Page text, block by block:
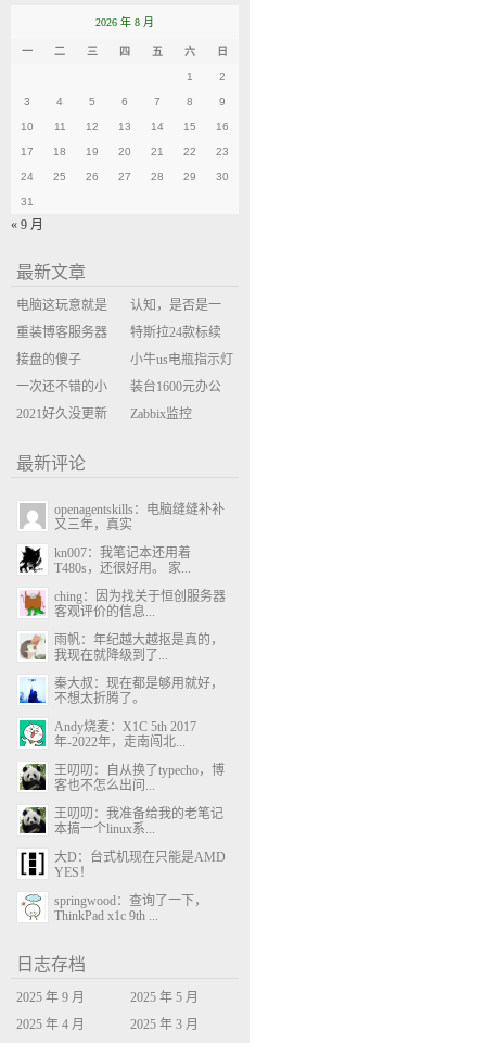
2026 年 8 月
一 二 三 四 五 六 日
1 2
3 4 5 6 7 8 9
10 11 12 13 14 15 16
17 18 19 20 21 22 23
24 25 26 27 28 29 30
31
« 9 月
最新文章
电脑这玩意就是
缝缝补补的事
认知，是否是一
座大山？当架构
决策变成配置清
单比价
重装博客服务器
环境
特斯拉24款标续
Model Y 2万公里
使用体验
接盘的傻子
小牛us电瓶指示灯
闪三次不上电
一次还不错的小
米售后体验
装台1600元办公
主机
2021好久没更新
Zabbix监控
最新评论
openagentskills：电脑缝缝补补
又三年，真实
kn007：我笔记本还用着
T480s，还很好用。 家...
ching：因为找关于恒创服务器
客观评价的信息...
雨帆：年纪越大越抠是真的，
我现在就降级到了...
秦大叔：现在都是够用就好，
不想太折腾了。
Andy烧麦：X1C 5th 2017
年-2022年，走南闯北...
王叨叨：自从换了typecho，博
客也不怎么出问...
王叨叨：我准备给我的老笔记
本搞一个linux系...
大D：台式机现在只能是AMD
YES！
springwood：查询了一下，
ThinkPad x1c 9th ...
日志存档
2025 年 9 月
2025 年 5 月
2025 年 4 月
2025 年 3 月